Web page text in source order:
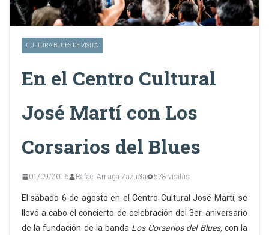
CULTURA BLUES DE VISITA
En el Centro Cultural
José Martí con Los
Corsarios del Blues
01/09/2016 Rafael Arriaga Zazueta 578 visitas
El sábado 6 de agosto en el Centro Cultural José Martí, se
llevó a cabo el concierto de celebración del 3er. aniversario
de la fundación de la banda Los Corsarios del Blues, con la